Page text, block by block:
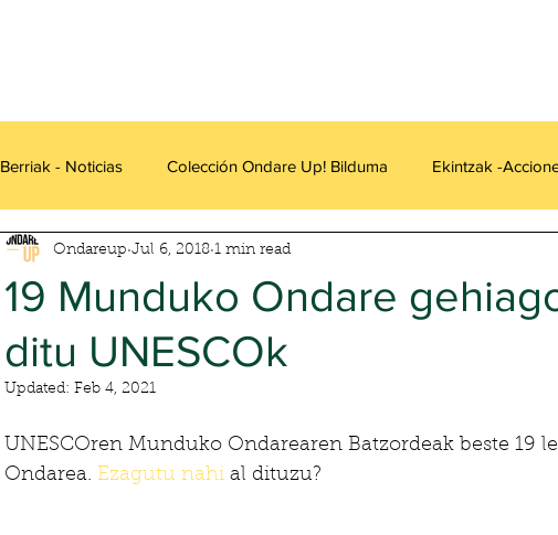
Berriak - Noticias Colección Ondare Up! Bilduma Ekintzak -
19 Munduko Ondare
ditu UNESCOk
Ondareup Jul 6, 2018 1 min read
Updated: Feb 4, 2021
UNESCOren Munduko Ondarearen Batzordeak beste 19
Ondarea. Ezagutu nahi al dituzu?